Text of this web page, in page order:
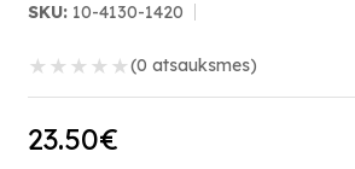
SKU: 10-4130-1420
★ ★ ★ ★ ★(0 atsauksmes)
23.50€